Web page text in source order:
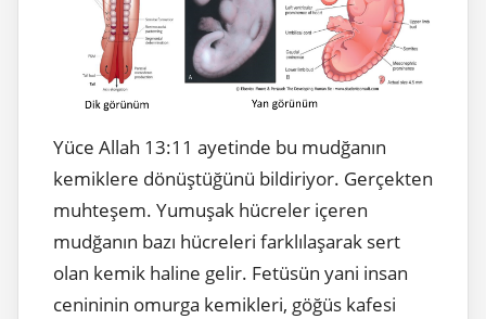
Yüce Allah 13:11 ayetinde bu mudğanın
kemiklere dönüştüğünü bildiriyor. Gerçekten
muhteşem. Yumuşak hücreler içeren
mudğanın bazı hücreleri farklılaşarak sert
olan kemik haline gelir. Fetüsün yani insan
cenininin omurga kemikleri, göğüs kafesi